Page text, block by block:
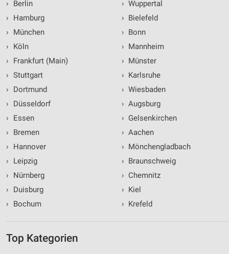
›
Berlin
›
Hamburg
›
München
›
Köln
›
Frankfurt (Main)
› Stuttgart
›
Dortmund
›
Düsseldorf
›
Essen
›
Bremen
›
Hannover
›
Leipzig
›
Nürnberg
›
Duisburg
›
Bochum
› Wuppertal
› Bielefeld
› Bonn
› Mannheim
› Münster
› Karlsruhe
› Wiesbaden
› Augsburg
› Gelsenkirchen
› Aachen
› Mönchengladbach
› Braunschweig
› Chemnitz
› Kiel
› Krefeld
Top Kategorien